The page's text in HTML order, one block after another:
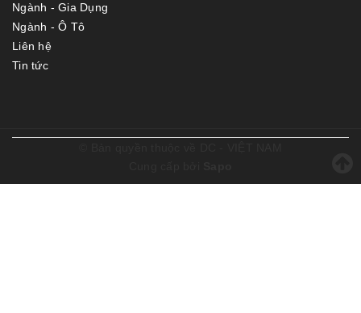
Ngành - Gia Dụng
Ngành - Ô Tô
Liên hệ
Tin tức